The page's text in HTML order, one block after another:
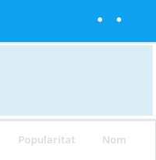
Popularitat Nom